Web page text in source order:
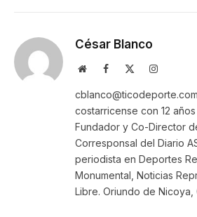
César Blanco
WebsiteFacebook Instagram
costarricense con 12
Fundador y Co-Director
Corresponsal del Diario
periodista en Deportes
Monumental, Noticias
Libre. Oriundo de Nicoya,